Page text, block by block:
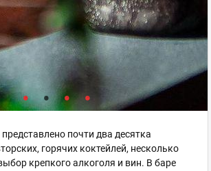
почти два десятка
горячих коктейлей, несколько
крепкого алкоголя и вин. В баре